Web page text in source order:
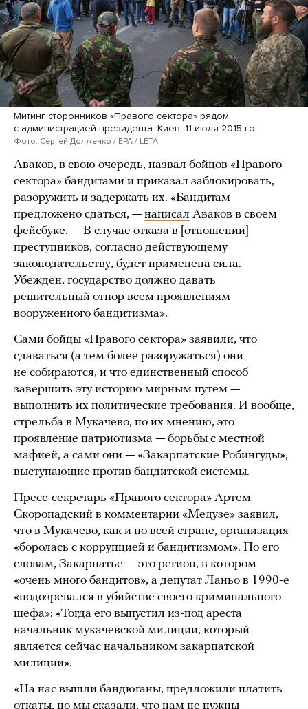
Митинг сторонников «Правого сектора» рядом
с администрацией президента. Киев, 11 июля 2015-го
Фото: Сергей Долженко / EPA / LETA
Аваков, в свою очередь, назвал бойцов «Правого
сектора» бандитами и приказал заблокировать,
разоружить и задержать их. «Бандитам
предложено сдаться, — написал Аваков в своем
фейсбуке. — В случае отказа в [отношении]
преступников, согласно действующему
законодательству, будет применена сила.
Убежден, государство должно давать
решительный отпор всем проявлениям
вооруженного бандитизма».
Сами бойцы «Правого сектора» заявили, что
сдаваться (а тем более разоружаться) они
не собираются, и что единственный способ
завершить эту историю мирным путем —
выполнить их политические требования. И вообще,
стрельба в Мукачево, по их мнению, это
проявление патриотизма — борьбы с местной
мафией, а сами они — «Закарпатские Робингуды»,
выступающие против бандитской системы.
Пресс-секретарь «Правого сектора» Артем
Скоропадский в комментарии «Медузе» заявил,
что в Мукачево, как и по всей стране, организация
«боролась с коррупцией и бандитизмом». По его
словам, Закарпатье — это регион, в котором
«очень много бандитов», а депутат Ланьо в 1990-е
«подозревался в убийстве своего криминального
шефа»: «Тогда его выпустил из-под ареста
начальник мукачевской милиции, который
является сейчас начальником закарпатской
милиции».
«На нас вышли бандюганы, предложили платить
откаты, но мы сказали, что нам не нужны